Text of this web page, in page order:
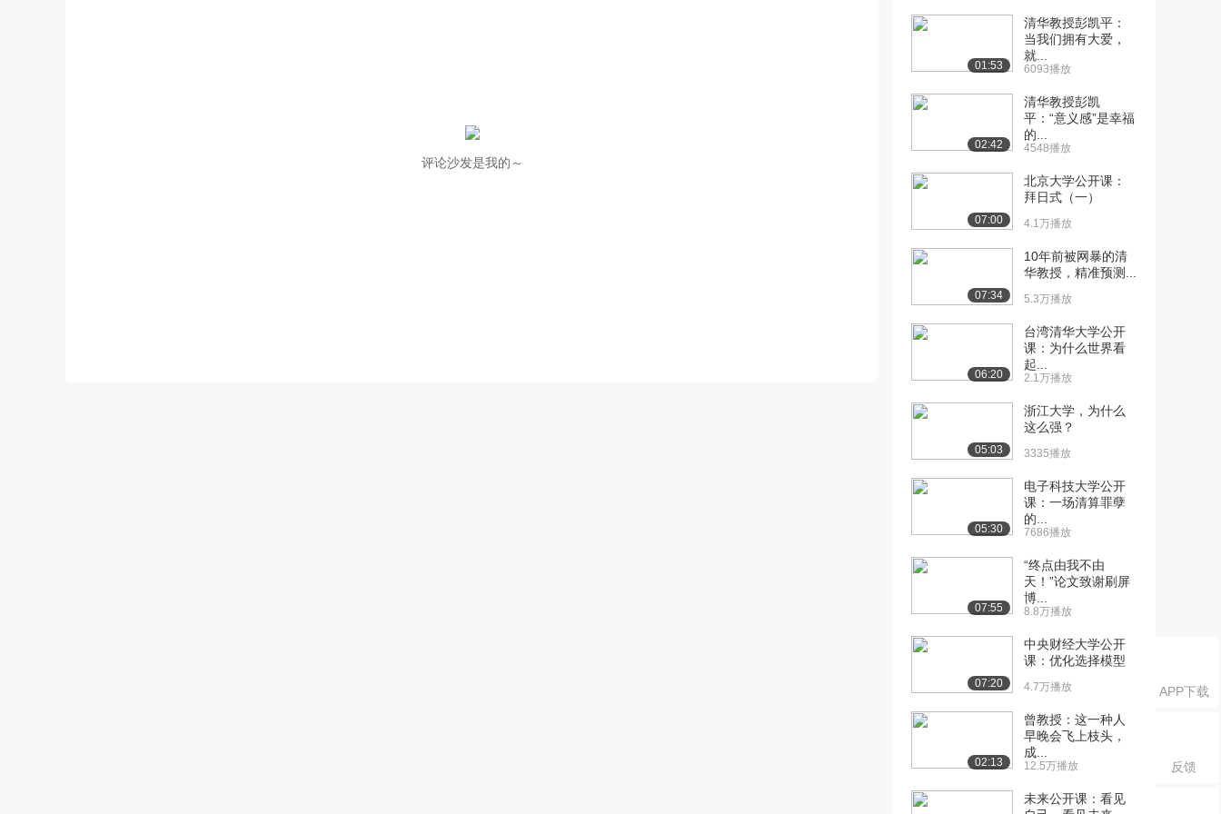
APP下载
反馈
评论沙发是我的～
[10] 浙江大学公开课：博
25:40
[11] 浙江大学公开课：第
[12] 浙江大学公开课：囚
35:38
[13] 浙江大学公开课：第
三讲 囚犯困境（...
22:53
[14] 浙江大学公开课：第
三讲 囚犯困境...
三讲 囚犯困境（...
四讲 万元陷阱...
[17] 浙江大学公开课：万
元陷阱和智猪博弈...
5.4万播放
[18] 浙江大学公开课：第
5.1万播放
[19] 浙江大学公开课：第
5.1万播放
[20] 浙江大学公开课：第
6.2万播放
01:53
清华教授彭凯平：
当我们拥有大爱，
就...
6093播放
02:42
清华教授彭凯
平：“意义感”是幸福
的...
4548播放
07:00
北京大学公开课：
拜日式（一）
4.1万播放
07:34
10年前被网暴的清
华教授，精准预测...
5.3万播放
06:20
台湾清华大学公开
课：为什么世界看
起...
2.1万播放
05:03
浙江大学，为什么
这么强？
3335播放
05:30
电子科技大学公开
课：一场清算罪孽
的...
7686播放
07:55
“终点由我不由
天！”论文致谢刷屏
博...
8.8万播放
07:20
中央财经大学公开
课：优化选择模型
4.7万播放
02:13
曾教授：这一种人
早晚会飞上枝头，
成...
12.5万播放
未来公开课：看见